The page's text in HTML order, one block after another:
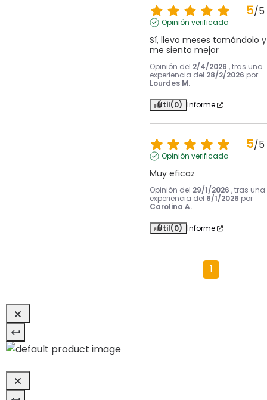
5/5
Opinión verificada
Sí, llevo meses tomándolo y
me siento mejor
Opinión del 2/4/2026 , tras una
experiencia del 28/2/2026 por
Lourdes M.
Útil(0) Informe
5/5
Opinión verificada
Muy eficaz
Opinión del 29/1/2026 , tras una
experiencia del 6/1/2026 por
Carolina A.
Útil(0) Informe
1